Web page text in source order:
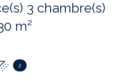
130 m²
2